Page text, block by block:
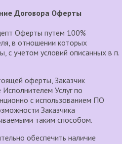
Договора Оферты
Оферты путем 100%
в отношении которых
с учетом условий описанных в п.
оферты, Заказчик
Услуг по
с использованием ПО
Заказчика
таким способом.
обеспечить наличие